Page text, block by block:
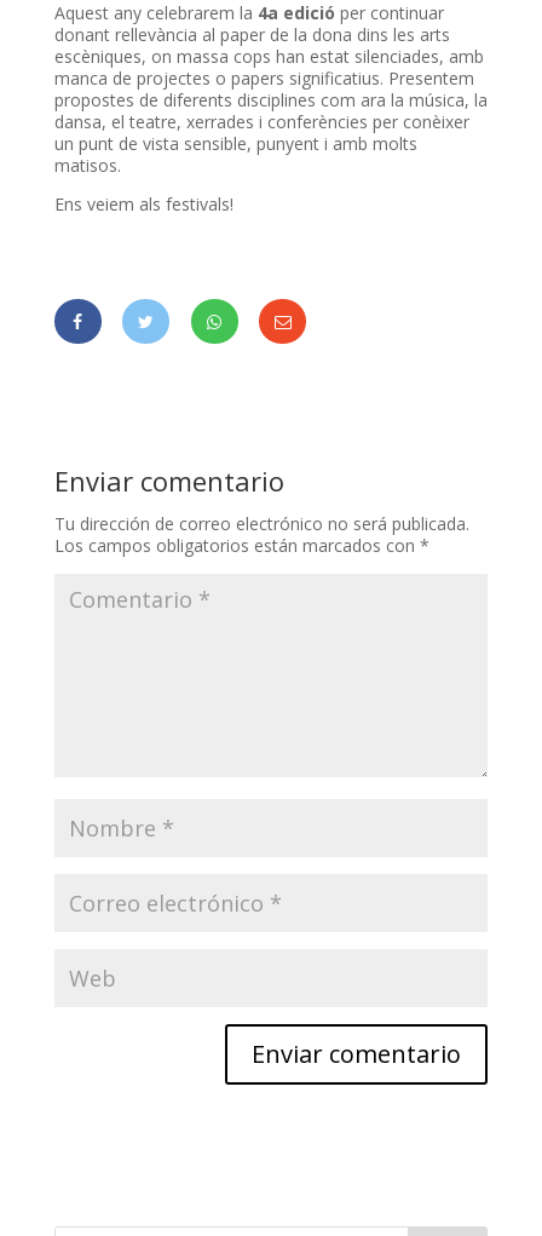
Aquest any celebrarem la 4a edició per continuar
donant rellevància al paper de la dona dins les arts
escèniques, on massa cops han estat silenciades, amb
manca de projectes o papers significatius. Presentem
propostes de diferents disciplines com ara la música, la
dansa, el teatre, xerrades i conferències per conèixer
un punt de vista sensible, punyent i amb molts
matisos.
Ens veiem als festivals!
Enviar comentario
Tu dirección de correo electrónico no será publicada.
Los campos obligatorios están marcados con *